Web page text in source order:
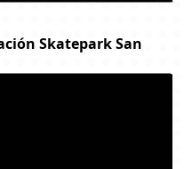
Skatepark San